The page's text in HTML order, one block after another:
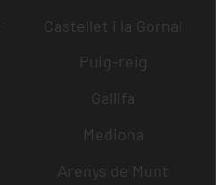
Castellet i la Gornal
Puig-reig
Gallifa
Mediona
Arenys de Munt